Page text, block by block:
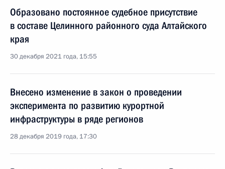
Образовано постоянное судебное присутствие
в составе Целинного районного суда Алтайского
края
30 декабря 2021 года, 15:55
Внесено изменение в закон о проведении
эксперимента по развитию курортной
инфраструктуры в ряде регионов
28 декабря 2019 года, 17:30